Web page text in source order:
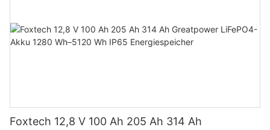
Foxtech 12,8 V 100 Ah 205 Ah 314 Ah